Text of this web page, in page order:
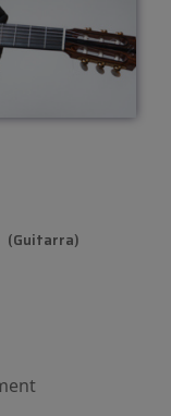
(Guitarra)